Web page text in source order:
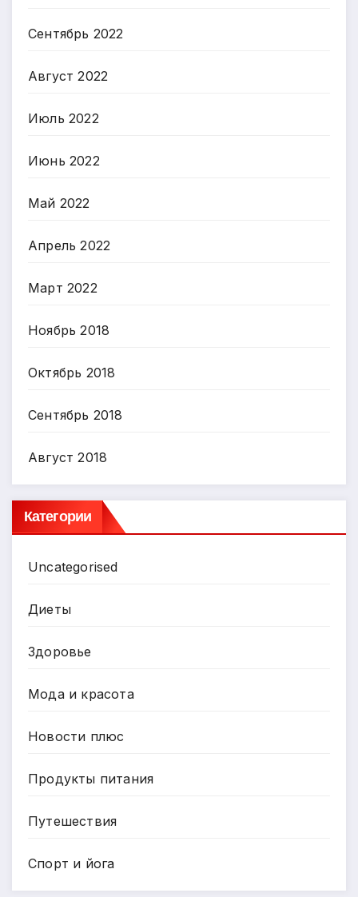
Сентябрь 2022
Август 2022
Июль 2022
Июнь 2022
Май 2022
Апрель 2022
Март 2022
Ноябрь 2018
Октябрь 2018
Сентябрь 2018
Август 2018
Категории
Uncategorised
Диеты
Здоровье
Мода и красота
Новости плюс
Продукты питания
Путешествия
Спорт и йога